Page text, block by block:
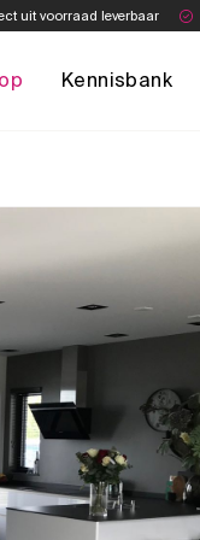
uit voorraad leverbaar
Kennisbank